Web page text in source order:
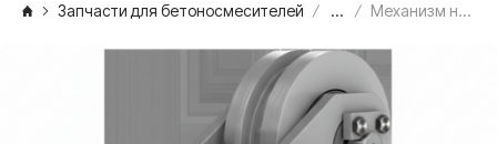
Запчасти для бетоносмесителей ... Механизм натяжения цепи MEKA MB 1.0, 1008684